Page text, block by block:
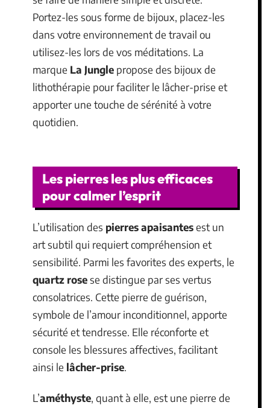
Portez-les sous forme de bijoux, placez-les
dans votre environnement de travail ou
utilisez-les lors de vos méditations. La
marque La Jungle propose des bijoux de
lithothérapie pour faciliter le lâcher-prise et
apporter une touche de sérénité à votre
quotidien.
Les pierres les plus efficaces
pour calmer l’esprit
L’utilisation des pierres apaisantesest un
art subtil qui requiert compréhension et
sensibilité. Parmi les favorites des experts, le
quartz rosese distingue par ses vertus
consolatrices. Cette pierre de guérison,
symbole de l’amour inconditionnel, apporte
sécurité et tendresse. Elle réconforte et
console les blessures affectives, facilitant
ainsi le lâcher-prise.
L’améthyste, quant à elle, est une pierre de